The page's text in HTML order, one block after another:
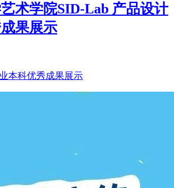
术学院SID-Lab 产品设计
果展示
本科优秀成果展示